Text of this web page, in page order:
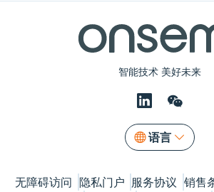
智能技术 美好未来
语言
无障碍访问 隐私门户 服务协议 销售